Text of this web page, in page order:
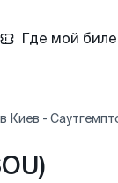
Где мой
Киев -